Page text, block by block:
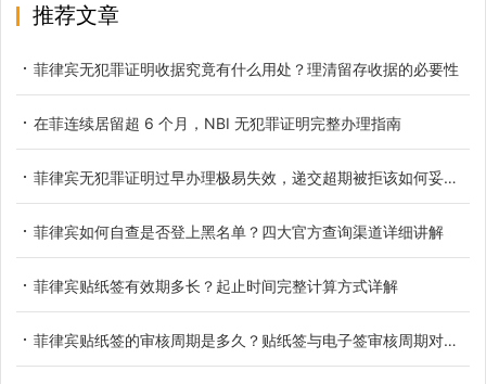
推荐文章
菲律宾无犯罪证明收据究竟有什么用处？理清留存收据的必要性
在菲连续居留超 6 个月，NBI 无犯罪证明完整办理指南
菲律宾无犯罪证明过早办理极易失效，递交超期被拒该如何妥善应对
菲律宾如何自查是否登上黑名单？四大官方查询渠道详细讲解
菲律宾贴纸签有效期多长？起止时间完整计算方式详解
菲律宾贴纸签的审核周期是多久？贴纸签与电子签审核周期对比参考